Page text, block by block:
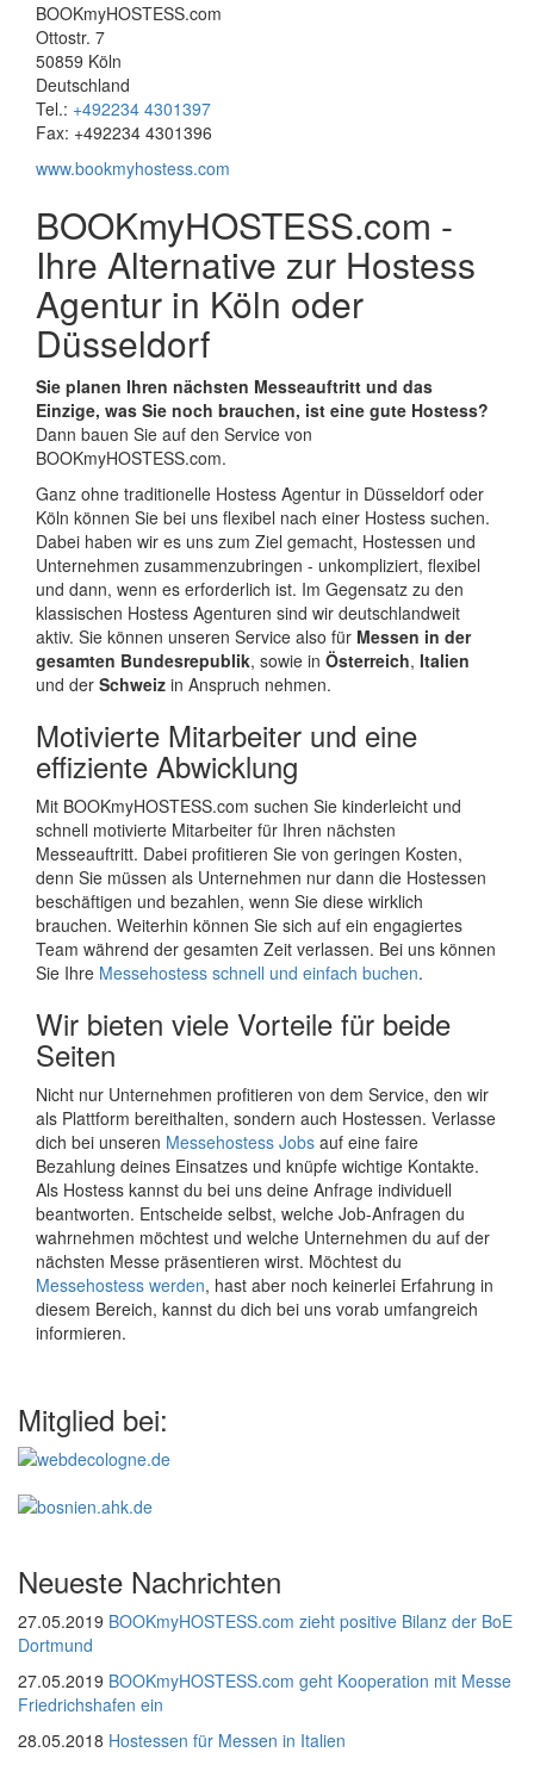
BOOKmyHOSTESS.com
Ottostr. 7
50859 Köln
Deutschland
Tel.: +492234 4301397
Fax: +492234 4301396
www.bookmyhostess.com
BOOKmyHOSTESS.com -
Ihre Alternative zur Hostess
Agentur in Köln oder
Düsseldorf
Sie planen Ihren nächsten Messeauftritt und das
Einzige, was Sie noch brauchen, ist eine gute Hostess?
Dann bauen Sie auf den Service von
BOOKmyHOSTESS.com.
Ganz ohne traditionelle Hostess Agentur in Düsseldorf oder
Köln können Sie bei uns flexibel nach einer Hostess suchen.
Dabei haben wir es uns zum Ziel gemacht, Hostessen und
Unternehmen zusammenzubringen - unkompliziert, flexibel
und dann, wenn es erforderlich ist. Im Gegensatz zu den
klassischen Hostess Agenturen sind wir deutschlandweit
aktiv. Sie können unseren Service also für Messen in der
gesamten Bundesrepublik, sowie in Österreich, Italien
und der Schweiz in Anspruch nehmen.
Motivierte Mitarbeiter und eine
effiziente Abwicklung
Mit BOOKmyHOSTESS.com suchen Sie kinderleicht und
schnell motivierte Mitarbeiter für Ihren nächsten
Messeauftritt. Dabei profitieren Sie von geringen Kosten,
denn Sie müssen als Unternehmen nur dann die Hostessen
beschäftigen und bezahlen, wenn Sie diese wirklich
brauchen. Weiterhin können Sie sich auf ein engagiertes
Team während der gesamten Zeit verlassen. Bei uns können
Sie Ihre Messehostess schnell und einfach buchen.
Wir bieten viele Vorteile für beide
Seiten
Nicht nur Unternehmen profitieren von dem Service, den wir
als Plattform bereithalten, sondern auch Hostessen. Verlasse
dich bei unseren Messehostess Jobs auf eine faire
Bezahlung deines Einsatzes und knüpfe wichtige Kontakte.
Als Hostess kannst du bei uns deine Anfrage individuell
beantworten. Entscheide selbst, welche Job-Anfragen du
wahrnehmen möchtest und welche Unternehmen du auf der
nächsten Messe präsentieren wirst. Möchtest du
Messehostess werden, hast aber noch keinerlei Erfahrung in
diesem Bereich, kannst du dich bei uns vorab umfangreich
informieren.
Mitglied bei:
Neueste Nachrichten
27.05.2019 BOOKmyHOSTESS.com zieht positive Bilanz der BoE
Dortmund
27.05.2019 BOOKmyHOSTESS.com geht Kooperation mit Messe
Friedrichshafen ein
28.05.2018 Hostessen für Messen in Italien